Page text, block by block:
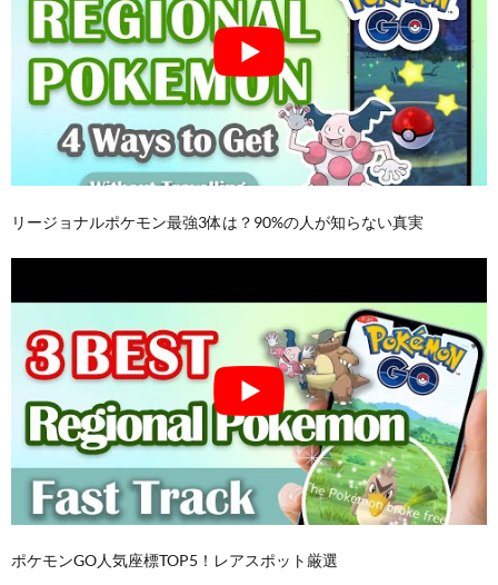
リージョナルポケモン最強3体は？90%の人が知らない真実
ポケモンGO人気座標TOP5！レアスポット厳選